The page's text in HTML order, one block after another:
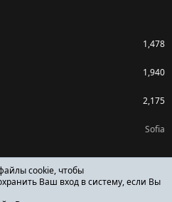
1,478
1,940
2,175
Sofia
cookie, чтобы
Ваш вход в систему, если Вы